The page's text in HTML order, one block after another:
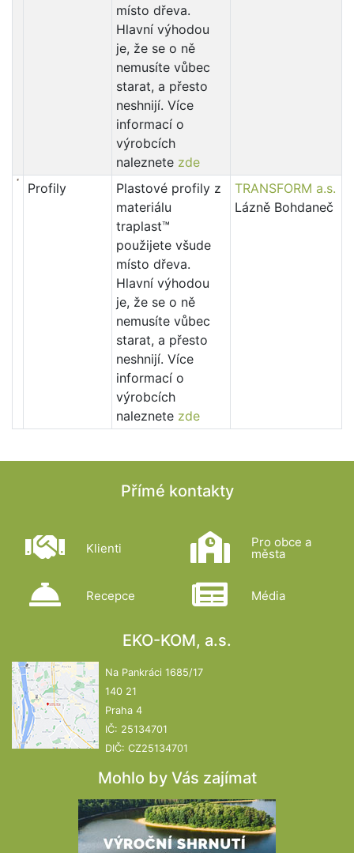
místo dřeva.
Hlavní výhodou
je, že se o ně
nemusíte vůbec
starat, a přesto
neshnijí. Více
informací o
výrobcích
naleznete zde
Profily
Plastové profily z
materiálu
traplast™
použijete všude
místo dřeva.
Hlavní výhodou
je, že se o ně
nemusíte vůbec
starat, a přesto
neshnijí. Více
informací o
výrobcích
naleznete zde
TRANSFORM a.s.
Lázně Bohdaneč
Přímé kontakty
Klienti Pro obce a
města
Recepce Média
EKO-KOM, a.s.
Na Pankráci 1685/17
140 21
Praha 4
IČ: 25134701
DIČ: CZ25134701
Mohlo by Vás zajímat